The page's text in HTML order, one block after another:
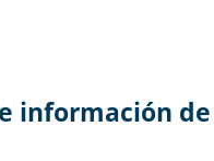
información de